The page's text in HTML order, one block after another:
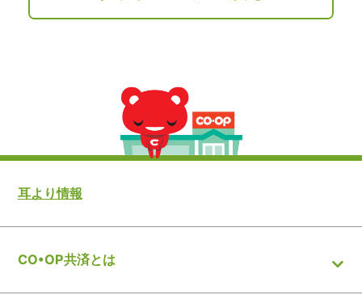
耳より情報
CO•OP共済とは